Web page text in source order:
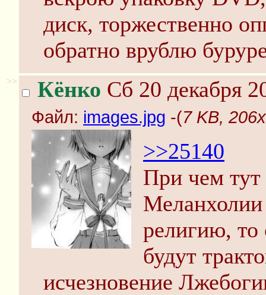
диск, торжественно
обратно врублю
>> Кёнко Сб 20 декабря
Файл: images.jpg -(7 KB,
>>25140
При чем
Меланхолии
религию, то
будут
исчезновение